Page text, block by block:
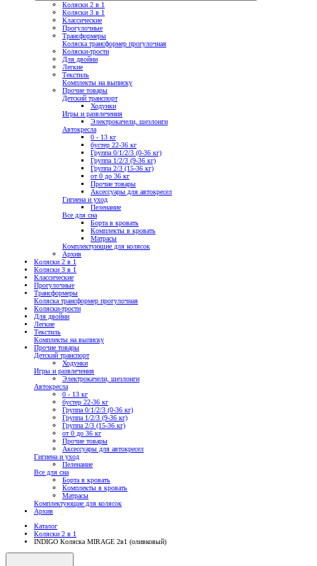
Коляски 2 в 1
Коляски 3 в 1
Классические
Прогулочные
Трансформеры
Коляска трансформер прогулочная
Коляски-трости
Для двойни
Легкие
Текстиль
Комплекты на выписку
Прочие товары
Детский транспорт
Ходунки
Игры и развлечения
Электрокачели, шезлонги
Автокресла
0 - 13 кг
бустер 22-36 кг
Группа 0/1/2/3 (0-36 кг)
Группа 1/2/3 (9-36 кг)
Группа 2/3 (15-36 кг)
от 0 до 36 кг
Прочие товары
Аксессуары для автокресел
Гигиена и уход
Пеленание
Все для сна
Борта в кровать
Комплекты в кровать
Матрасы
Комплектующие для колясок
Архив
Коляски 2 в 1
Коляски 3 в 1
Классические
Прогулочные
Трансформеры
Коляска трансформер прогулочная
Коляски-трости
Для двойни
Легкие
Текстиль
Комплекты на выписку
Прочие товары
Детский транспорт
Ходунки
Игры и развлечения
Электрокачели, шезлонги
Автокресла
0 - 13 кг
бустер 22-36 кг
Группа 0/1/2/3 (0-36 кг)
Группа 1/2/3 (9-36 кг)
Группа 2/3 (15-36 кг)
от 0 до 36 кг
Прочие товары
Аксессуары для автокресел
Гигиена и уход
Пеленание
Все для сна
Борта в кровать
Комплекты в кровать
Матрасы
Комплектующие для колясок
Архив
Каталог
Коляски 2 в 1
INDIGO Коляска MIRAGE 2в1 (оливковый)